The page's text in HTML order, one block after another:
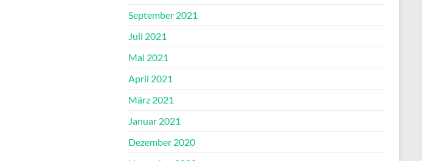
September 2021
Juli 2021
Mai 2021
April 2021
März 2021
Januar 2021
Dezember 2020